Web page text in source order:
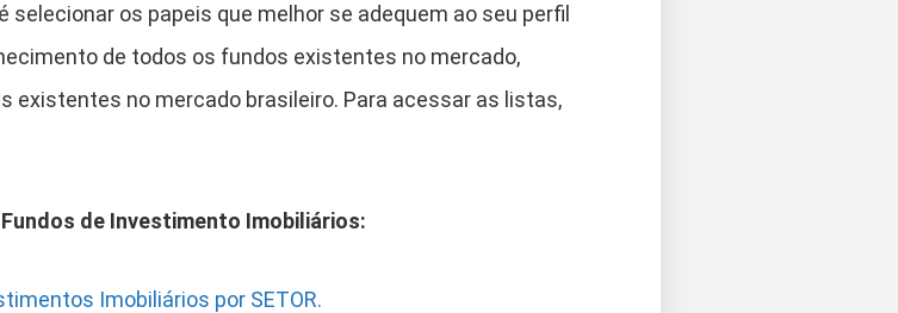
selecionar os papeis que melhor se adequem ao seu perfil
de todos os fundos existentes no mercado,
existentes no mercado brasileiro. Para acessar as listas,
de Investimento Imobiliários:
Imobiliários por SETOR.